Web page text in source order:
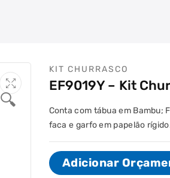
🔍
KIT CHURRASCO
EF9019Y – Kit
Conta com tábua em Bambu;
faca e garfo em papelão
Adicionar